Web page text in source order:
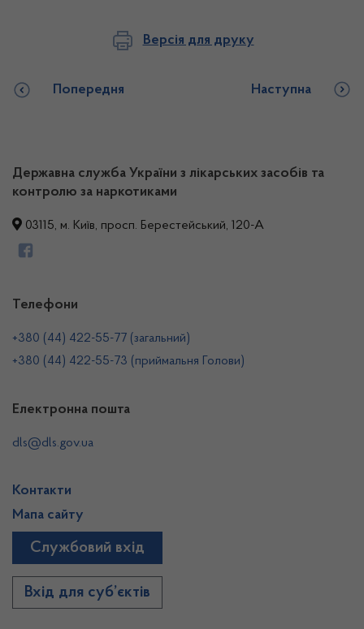
Версія для друку
Попередня Наступна
Державна служба України з лікарських засобів та
контролю за наркотиками
03115, м. Київ, просп. Берестейський, 120-А
Телефони
+380 (44) 422-55-77 (загальний)
+380 (44) 422-55-73 (приймальня Голови)
Електронна пошта
dls@dls.gov.ua
Контакти
Мапа сайту
Службовий вхід
Вхід для суб’єктів